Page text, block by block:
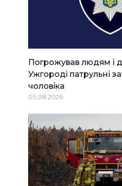
Погрожував людям і
Ужгороді патрульні
чоловіка
05.08.2026